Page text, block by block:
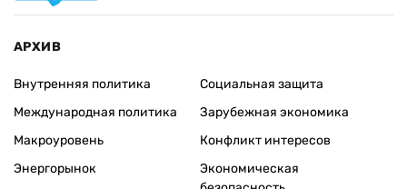
АРХИВ
Внутренняя политика
Международная политика
Макроуровень
Энергорынок
Социальная защита
Зарубежная экономика
Конфликт интересов
Экономическая